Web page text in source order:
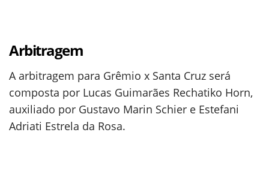
Arbitragem
A arbitragem para Grêmio x Santa Cruz será
composta por Lucas Guimarães Rechatiko Horn,
auxiliado por Gustavo Marin Schier e Estefani
Adriati Estrela da Rosa.